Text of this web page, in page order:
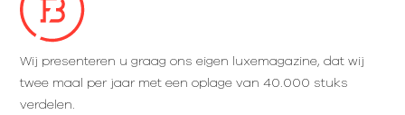
Wij presenteren u graag ons eigen luxemagazine, dat wij
twee maal per jaar met een oplage van 40.000 stuks
verdelen.